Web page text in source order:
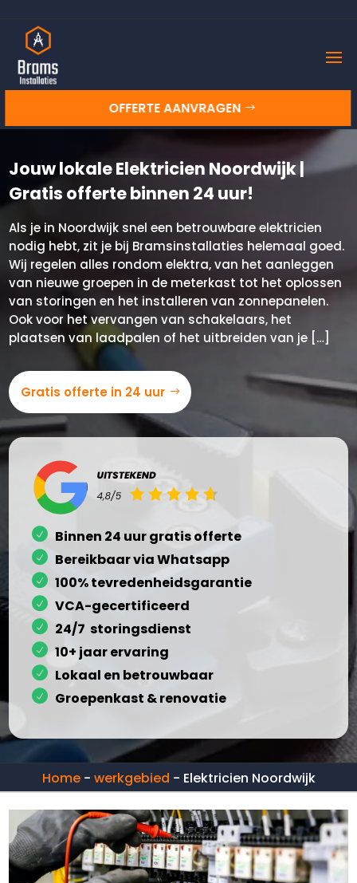
OFFERTE AANVRAGEN
Jouw lokale Elektricien Noordwijk |
Gratis offerte binnen 24 uur!
Als je in Noordwijk snel een betrouwbare elektricien
nodig hebt, zit je bij Bramsinstallaties helemaal goed.
Wij regelen alles rondom elektra, van het aanleggen
van nieuwe groepen in de meterkast tot het oplossen
van storingen en het installeren van zonnepanelen.
Ook voor het vervangen van schakelaars, het
plaatsen van laadpalen of het uitbreiden van je […]
Gratis offerte in 24 uur
Binnen 24 uur gratis offerte
Bereikbaar via Whatsapp
100% tevredenheidsgarantie
VCA-gecertificeerd
24/7 storingsdienst
10+ jaar ervaring
Lokaal en betrouwbaar
Groepenkast & renovatie
Home- werkgebied - Elektricien Noordwijk